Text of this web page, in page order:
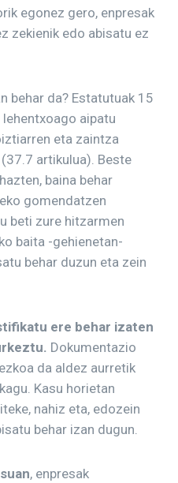
egonez gero, enpresak
zekienik edo abisatu ez
behar da? Estatutuak 15
aipatu
eta zaintza
artikulua). Beste
baina behar
gomendatzen
beti zure hitzarmen
baita -gehienetan-
behar duzun eta zein
ere behar izaten
Dokumentazio
da aldez aurretik
Kasu horietan
nahiz eta, edozein
behar izan dugun.
, enpresak